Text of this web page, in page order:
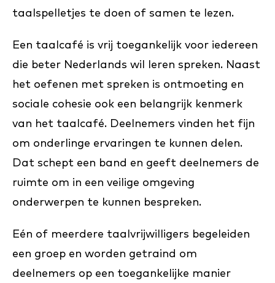
taalspelletjes te doen of samen te lezen.
Een taalcafé is vrij toegankelijk voor iedereen
die beter Nederlands wil leren spreken. Naast
het oefenen met spreken is ontmoeting en
sociale cohesie ook een belangrijk kenmerk
van het taalcafé. Deelnemers vinden het fijn
om onderlinge ervaringen te kunnen delen.
Dat schept een band en geeft deelnemers de
ruimte om in een veilige omgeving
onderwerpen te kunnen bespreken.
Eén of meerdere taalvrijwilligers begeleiden
een groep en worden getraind om
deelnemers op een toegankelijke manier